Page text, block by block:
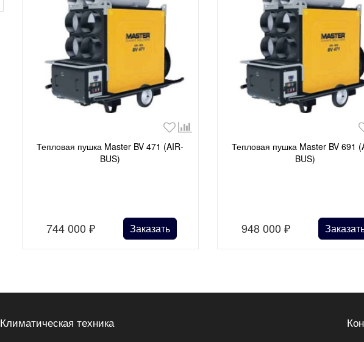
Тепловая пушка Master BV 471 (AIR-
BUS)
744 000 ₽ Заказать
Тепловая пушка Master BV 691
BUS)
948 000 ₽
Климатическая техника